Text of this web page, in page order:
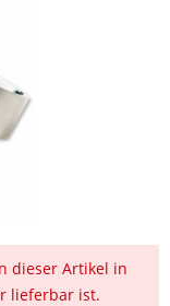
dieser Artikel in
lieferbar ist.